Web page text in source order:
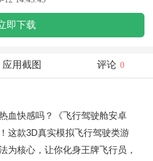
即下载
应用截图 评论 0
血快感吗？《飞行驾驶舱安卓
这款3D真实模拟飞行驾驶类游
为核心，让你化身王牌飞行员，